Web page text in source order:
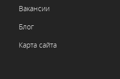
Вакансии
Блог
Карта сайта